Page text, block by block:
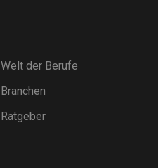
Welt der Berufe
Branchen
Ratgeber